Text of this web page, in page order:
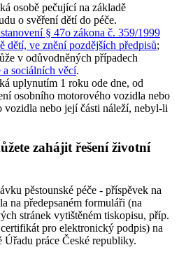
osobě pečující na základě
o svěření dětí do péče.
§ 47o zákona č. 359/1999
dětí, ve znění pozdějších předpisů;
v odůvodněných případech
sociálních věcí.
uplynutím 1 roku ode dne, od
osobního motorového vozidla nebo
vozidla nebo její části náleží, nebyl-li
zahájit řešení životní
pěstounské péče - příspěvek na
na předepsaném formuláři (na
stránek vytištěném tiskopisu, příp.
pro elektronický podpis) na
práce České republiky.